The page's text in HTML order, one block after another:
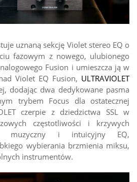
uznaną sekcję Violet stereo EQ o
fazowym z nowego, ulubionego
Fusion i umieszcza ją w
Violet EQ Fusion, ULTRAVIOLET
dodając dwa dedykowane pasma
trybem Focus dla ostatecznej
czerpie z dziedzictwa SSL w
częstotliwości i krzywych
muzyczny i intuicyjny EQ,
wybierania brzmienia miksu,
instrumentów.